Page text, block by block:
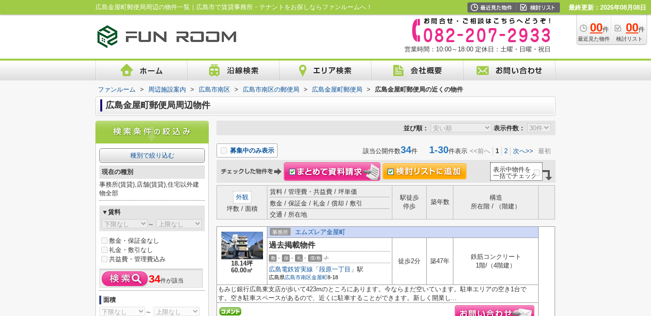
広島金屋町郵便局周辺の物件一覧｜広島市で賃貸事務所・テナントをお探しならファンルームへ！ 最終更新：2026年08月08日
00件
最近見た物件
00件
検討リスト
営業時間：10:00～18:00 定休日：土曜・日曜・祝日
ファンルーム > 周辺施設案内 > 広島市南区 > 広島市南区の郵便局 > 広島金屋町郵便局 > 広島金屋町郵便局の近くの物件
広島金屋町郵便局周辺物件
並び順： 表示件数：
募集中のみ表示 該当公開件数34件 1-30件表示 <<前へ 1 2 次へ>> 最初
表示中物件を
一括でチェック
外観
坪数 / 面積
賃料 / 管理費・共益費 / 坪単価
敷金 / 保証金 / 礼金 / 償却 / 敷引
交通 / 所在地
駅徒歩
停歩
築年数
構造
所在階 / （階建）
18.14坪
60.00㎡
事務所 エムズレア金屋町
過去掲載物件
敷 - 保 - 礼 - 償/敷 -/-
広島電鉄皆実線 「 段原一丁目 」駅
広島県広島市南区金屋町8-18
徒歩2分 築47年
鉄筋コンクリート
1階/（4階建）
もみじ銀行広島東支店が歩いて423mのところにあります。今ならまだ空いています。駐車エリアの空き1台で
す。空き駐車スペースがあるので、近くに駐車することができます。新しく開業し...
種別で絞り込む
現在の種別
事務所(賃貸),店舗(賃貸),住宅以外建
物全部
▼賃料
～
敷金・保証金なし
礼金・敷引なし
共益費・管理費込み
34件が該当
面積
～